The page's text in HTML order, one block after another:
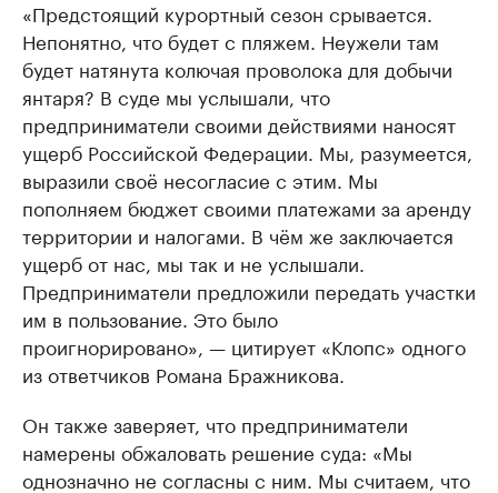
«Предстоящий курортный сезон срывается.
Непонятно, что будет с пляжем. Неужели там
будет натянута колючая проволока для добычи
янтаря? В суде мы услышали, что
предприниматели своими действиями наносят
ущерб Российской Федерации. Мы, разумеется,
выразили своё несогласие с этим. Мы
пополняем бюджет своими платежами за аренду
территории и налогами. В чём же заключается
ущерб от нас, мы так и не услышали.
Предприниматели предложили передать участки
им в пользование. Это было
проигнорировано», — цитирует «Клопс» одного
из ответчиков Романа Бражникова.
Он также заверяет, что предприниматели
намерены обжаловать решение суда: «Мы
однозначно не согласны с ним. Мы считаем, что